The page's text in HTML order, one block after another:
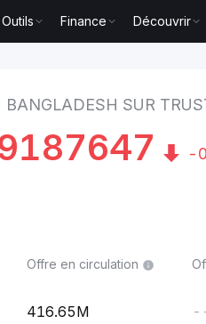
Outils Finance Découvrir
BANGLADESH SUR
-
Offre en circulation
416.65M